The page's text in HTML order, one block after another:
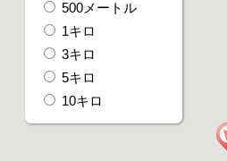
500メートル
1キロ
3キロ
5キロ
10キロ